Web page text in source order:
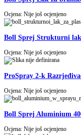
Ocjena: Nije još ocjenjeno
Boll Sprej Strukturni
Ocjena: Nije još ocjenjeno
ProSpray 2-k
Ocjena: Nije još ocjenjeno
Boll Sprej Aluminium
Ocjena: Nije još ocjenjeno